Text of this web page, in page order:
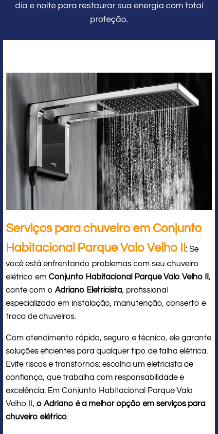
dia e noite para restaurar sua energia com total
proteção.
Serviços para chuveiro em Conjunto
Habitacional Parque Valo Velho II
: Se
você está enfrentando problemas com seu chuveiro
elétrico em Conjunto Habitacional Parque Valo Velho II ,
conte com o Adriano Eletricista, profissional
especializado em instalação, manutenção, conserto e
troca de chuveiros.
Com atendimento rápido, seguro e técnico, ele garante
soluções eficientes para qualquer tipo de falha elétrica.
Evite riscos e transtornos: escolha um eletricista de
confiança, que trabalha com responsabilidade e
excelência. Em Conjunto Habitacional Parque Valo
Velho II, o Adriano é a melhor opção em serviços para
chuveiro elétrico.